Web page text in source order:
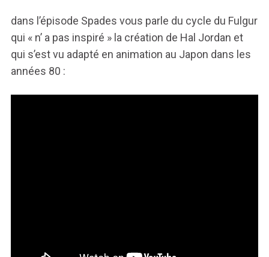
dans l’épisode Spades vous parle du cycle du Fulgur
qui « n’ a pas inspiré » la création de Hal Jordan et
qui s’est vu adapté en animation au Japon dans les
années 80 :